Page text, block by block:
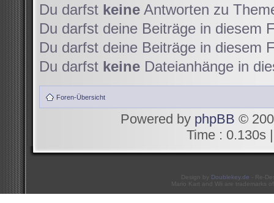
Du darfst keine Antworten zu
Du darfst deine Beiträge in diesem
Du darfst deine Beiträge in diesem
Du darfst keine Dateianhänge in
Foren-Übersicht
Powered by phpBB ©
Time : 0.130s
Design by Doublekey.de - Re-
Mario Kart and Wii are trademarks